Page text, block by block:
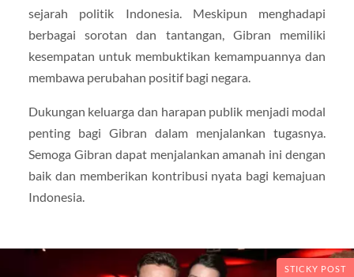
sejarah politik Indonesia. Meskipun menghadapi
berbagai sorotan dan tantangan, Gibran memiliki
kesempatan untuk membuktikan kemampuannya dan
membawa perubahan positif bagi negara.
Dukungan keluarga dan harapan publik menjadi modal
penting bagi Gibran dalam menjalankan tugasnya.
Semoga Gibran dapat menjalankan amanah ini dengan
baik dan memberikan kontribusi nyata bagi kemajuan
Indonesia.
STICKY POST